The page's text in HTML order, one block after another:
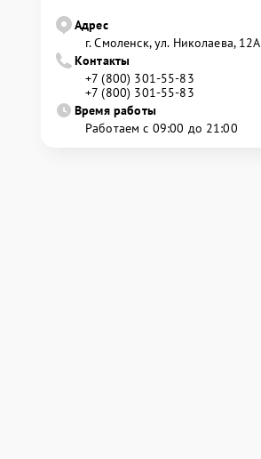
Адрес
г. Смоленск, ул. Николаева, 12А
Контакты
+7 (800) 301-55-83
+7 (800) 301-55-83
Время работы
Работаем с 09:00 до 21:00